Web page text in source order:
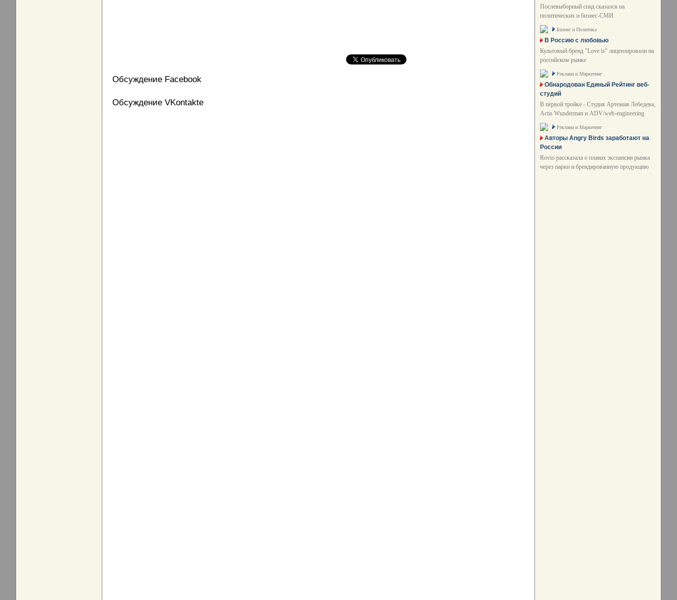
Обсуждение Facebook
Обсуждение VKontakte
Послевыборный спад сказался на
политических и бизнес-СМИ
Бизнес и Политика
В Россию с любовью
Культовый бренд "Love is" лицензировали на
российском рынке
Реклама и Маркетинг
Обнародован Единый Рейтинг веб-
студий
В первой тройке - Студия Артемия Лебедева,
Actis Wunderman и ADV/web-engineering
Реклама и Маркетинг
Авторы Angry Birds заработают на
России
Rovio рассказала о планах экспансии рынка
через парки и брендированную продукцию